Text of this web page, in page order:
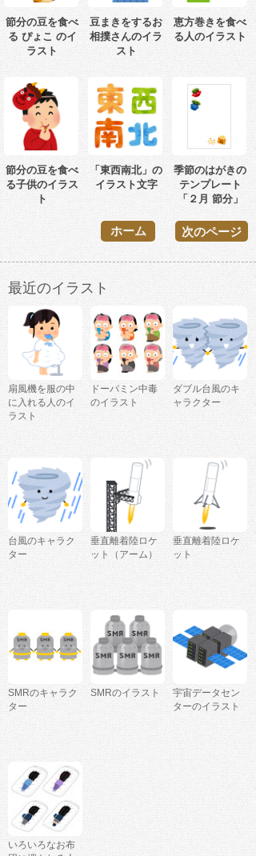
節分の豆を食べ
る ぴょこ のイ
ラスト
豆まきをするお
相撲さんのイラ
スト
恵方巻きを食べ
る人のイラスト
節分の豆を食べ
る子供のイラス
ト
「東西南北」の
イラスト文字
季節のはがきの
テンプレート
「２月 節分」
次のページ
ホーム
最近のイラスト
扇風機を服の中
に入れる人のイ
ラスト
ドーパミン中毒
のイラスト
ダブル台風のキ
ャラクター
台風のキャラク
ター
垂直離着陸ロケ
ット（アーム）
垂直離着陸ロケ
ット
SMRのキャラク
ター
SMRのイラスト
宇宙データセン
ターのイラスト
いろいろなお布